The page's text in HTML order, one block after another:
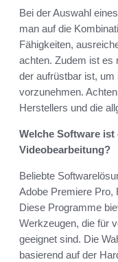
Bei der Auswahl
man auf die
Fähigkeiten,
achten. Zudem ist es
der aufrüstbar ist,
vorzunehmen.
Herstellers und die
Welche Software
Videobearbeitung?
Beliebte
Adobe Premiere Pro,
Diese Programme
Werkzeugen, die für
geeignet sind. Die
basierend auf der